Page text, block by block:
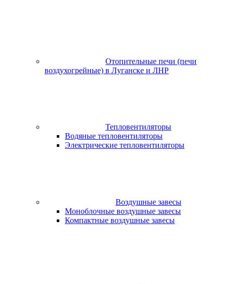
Отопительные печи (печи
воздухогрейные) в Луганске и ЛНР
Тепловентиляторы
Водяные тепловентиляторы
Электрические тепловентиляторы
Воздушные завесы
Моноблочные воздушные завесы
Компактные воздушные завесы